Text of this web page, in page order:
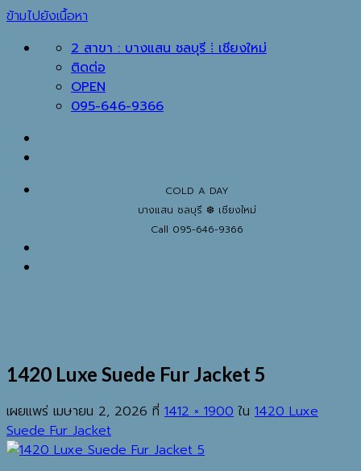
ข้ามไปยังเนื้อหา
2 สาขา : บางแสน ชลบุรี ⁞ เชียงใหม่
ติดต่อ
OPEN
095-646-9366
COLD A DAY
บางแสน ชลบุรี ❆ เชียงใหม่
Call 095-646-9366
1420 Luxe Suede Fur Jacket 5
เผยแพร่ เมษายน 2, 2026 ที่ 1412 × 1900 ใน 1420 Luxe
Suede Fur Jacket